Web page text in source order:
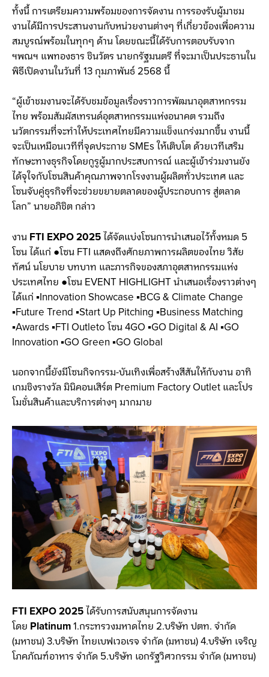
ทั้งนี้ การเตรียมความพร้อมของการจัดงาน การรองรับผู้มาชม
งานได้มีการประสานงานกับหน่วยงานต่างๆ ที่เกี่ยวข้องเพื่อความ
สมบูรณ์พร้อมในทุกๆ ด้าน โดยขณะนี้ได้รับการตอบรับจาก
ฯพณฯ แพทองธาร ชินวัตร นายกรัฐมนตรี ที่จะมาเป็นประธานใน
พิธีเปิดงานในวันที่ 13 กุมภาพันธ์ 2568 นี้
“ผู้เข้าชมงานจะได้รับชมข้อมูลเรื่องราวการพัฒนาอุตสาหกรรม
ไทย พร้อมสัมผัสเทรนด์อุตสาหกรรมแห่งอนาคต รวมถึง
นวัตกรรมที่จะทำให้ประเทศไทยมีความแข็งแกร่งมากขึ้น งานนี้
จะเป็นเหมือนเวทีที่จุดประกาย SMEs ให้เติบโต ด้วยเวทีเสริม
ทักษะทางธุรกิจโดยกูรูผู้มากประสบการณ์ และผู้เข้าร่วมงานยัง
ได้จุใจกับโซนสินค้าคุณภาพจากโรงงานผู้ผลิตทั่วประเทศ และ
โซนจับคู่ธุรกิจที่จะช่วยขยายตลาดของผู้ประกอบการ สู่ตลาด
โลก” นายอภิชิต กล่าว
งานFTI EXPO 2025ได้จัดแบ่งโซนการนำเสนอไว้ทั้งหมด 5
โซน ได้แก่ ●โซน FTI แสดงถึงศักยภาพการผลิตของไทย วิสัย
ทัศน์ นโยบาย บทบาท และภารกิจของสภาอุตสาหกรรมแห่ง
ประเทศไทย ●โซน EVENT HIGHLIGHT นำเสนอเรื่องราวต่างๆ
ได้แก่ ▪Innovation Showcase ▪BCG & Climate Change
▪Future Trend ▪Start Up Pitching ▪Business Matching
▪Awards ▪FTI Outleto โซน 4GO ▪GO Digital & AI ▪GO
Innovation ▪GO Green ▪GO Global
นอกจากนี้ยังมีโซนกิจกรรม-บันเทิงเพื่อสร้างสีสันให้กับงาน อาทิ
เกมชิงรางวัล มินิคอนเสิร์ต Premium Factory Outlet และโปร
โมชั่นสินค้าและบริการต่างๆ มากมาย
FTI EXPO 2025ได้รับการสนับสนุนการจัดงาน
โดย Platinum1.กระทรวงมหาดไทย 2.บริษัท ปตท. จำกัด
(มหาชน) 3.บริษัท ไทยเบฟเวอเรจ จำกัด (มหาชน) 4.บริษัท เจริญ
โภคภัณฑ์อาหาร จำกัด 5.บริษัท เอกรัฐวิศวกรรม จำกัด (มหาชน)